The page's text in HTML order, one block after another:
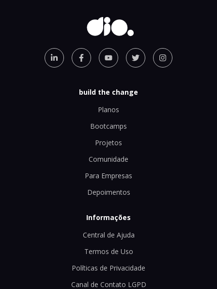
build the change
Planos
Bootcamps
Projetos
Comunidade
Para Empresas
Depoimentos
Informações
Central de Ajuda
Termos de Uso
Políticas de Privacidade
Canal de Contato LGPD